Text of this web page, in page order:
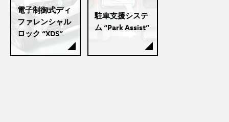
電子制御式ディ
ファレンシャル
ロック “XDS”
駐車支援システ
ム “Park Assist”